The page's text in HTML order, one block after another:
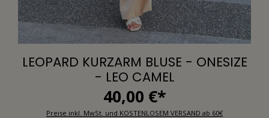
LEOPARD KURZARM BLUSE - ONESIZE
- LEO CAMEL
40,00 €*
Preise inkl. MwSt. und KOSTENLOSEM VERSAND ab 60€